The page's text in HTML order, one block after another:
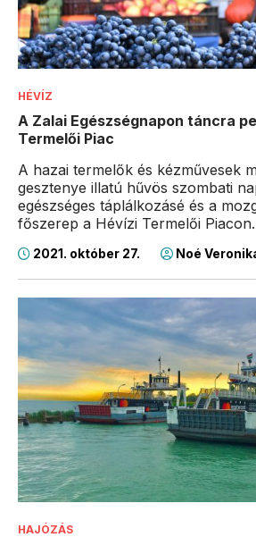
HÉVÍZ
A Zalai Egészségnapon táncra
Termelői Piac
A hazai termelők és kézművesek
gesztenye illatú hűvös szombati
egészséges táplálkozásé és a
főszerep a Hévízi Termelői Piacon.
2021. október 27. Noé
HAJÓZÁS